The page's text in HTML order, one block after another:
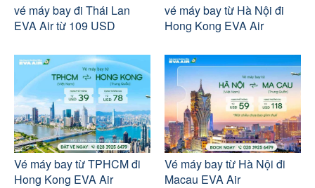
vé máy bay đi Thái Lan
EVA Air từ 109 USD
vé máy bay từ Hà Nội đi
Hong Kong EVA Air
Vé máy bay từ TPHCM đi
Hong Kong EVA Air
Vé máy bay từ Hà Nội đi
Macau EVA Air